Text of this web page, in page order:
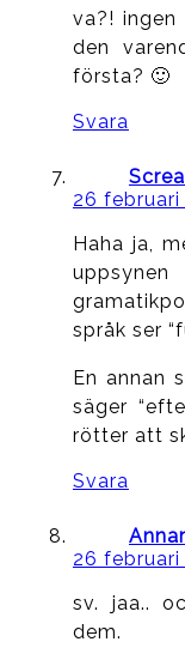
va?!
den
första? 🙂
Svara
26 februari
Haha ja,
språk ser
En annan
säger
rötter att
Svara
26 februari
sv. jaa..
dem.